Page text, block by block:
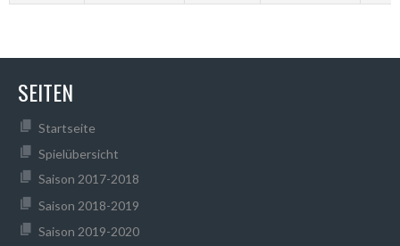
SEITEN
Startseite
Spielübersicht
Saison 2017-2018
Saison 2018-2019
Saison 2019-2020